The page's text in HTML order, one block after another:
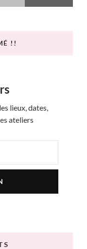
!!
lieux, dates,
ateliers